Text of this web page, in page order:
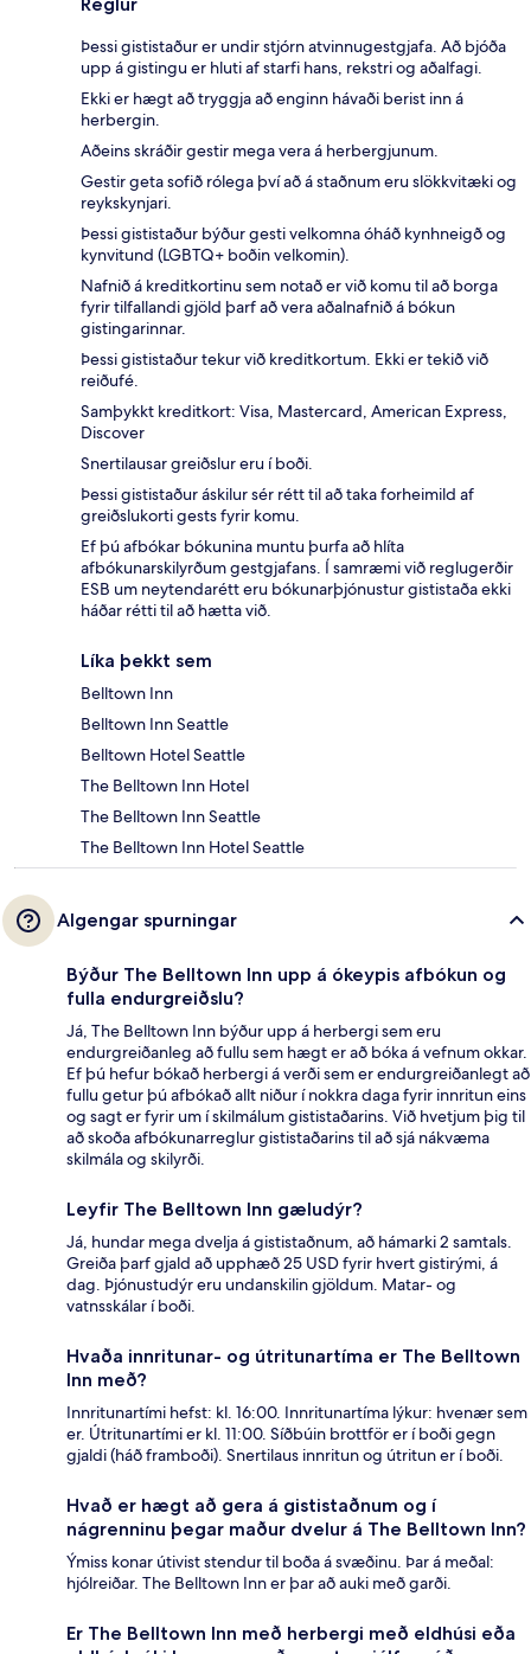
Þessi gististaður er undir stjórn atvinnugestgjafa. Að bjóða
upp á gistingu er hluti af starfi hans, rekstri og aðalfagi.
Ekki er hægt að tryggja að enginn hávaði berist inn á
herbergin.
Aðeins skráðir gestir mega vera á herbergjunum.
Gestir geta sofið rólega því að á staðnum eru slökkvitæki og
reykskynjari.
Þessi gististaður býður gesti velkomna óháð kynhneigð og
kynvitund (LGBTQ+ boðin velkomin).
Nafnið á kreditkortinu sem notað er við komu til að borga
fyrir tilfallandi gjöld þarf að vera aðalnafnið á bókun
gistingarinnar.
Þessi gististaður tekur við kreditkortum. Ekki er tekið við
reiðufé.
Samþykkt kreditkort: Visa, Mastercard, American Express,
Discover
Snertilausar greiðslur eru í boði.
Þessi gististaður áskilur sér rétt til að taka forheimild af
greiðslukorti gests fyrir komu.
Ef þú afbókar bókunina muntu þurfa að hlíta
afbókunarskilyrðum gestgjafans. Í samræmi við reglugerðir
ESB um neytendarétt eru bókunarþjónustur gististaða ekki
háðar rétti til að hætta við.
Líka þekkt sem
Belltown Inn
Belltown Inn Seattle
Belltown Hotel Seattle
The Belltown Inn Hotel
The Belltown Inn Seattle
The Belltown Inn Hotel Seattle
Algengar spurningar
Býður The Belltown Inn upp á ókeypis afbókun og
fulla endurgreiðslu?
Já, The Belltown Inn býður upp á herbergi sem eru
endurgreiðanleg að fullu sem hægt er að bóka á vefnum okkar.
Ef þú hefur bókað herbergi á verði sem er endurgreiðanlegt að
fullu getur þú afbókað allt niður í nokkra daga fyrir innritun eins
og sagt er fyrir um í skilmálum gististaðarins. Við hvetjum þig til
að skoða afbókunarreglur gististaðarins til að sjá nákvæma
skilmála og skilyrði.
Leyfir The Belltown Inn gæludýr?
Já, hundar mega dvelja á gististaðnum, að hámarki 2 samtals.
Greiða þarf gjald að upphæð 25 USD fyrir hvert gistirými, á
dag. Þjónustudýr eru undanskilin gjöldum. Matar- og
vatnsskálar í boði.
Hvaða innritunar- og útritunartíma er The Belltown
Inn með?
Innritunartími hefst: kl. 16:00. Innritunartíma lýkur: hvenær sem
er. Útritunartími er kl. 11:00. Síðbúin brottför er í boði gegn
gjaldi (háð framboði). Snertilaus innritun og útritun er í boði.
Hvað er hægt að gera á gististaðnum og í
nágrenninu þegar maður dvelur á The Belltown Inn?
Ýmiss konar útivist stendur til boða á svæðinu. Þar á meðal:
hjólreiðar. The Belltown Inn er þar að auki með garði.
Er The Belltown Inn með herbergi með eldhúsi eða